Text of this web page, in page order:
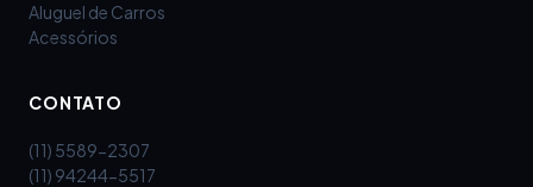
Aluguel de Carros
Acessórios
CONTATO
(11) 5589-2307
(11) 94244-5517